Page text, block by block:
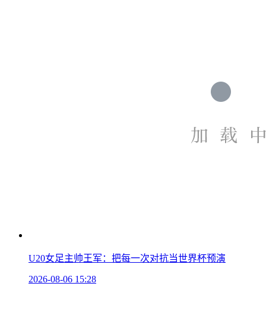
U20女足主帅王军：把每一次对抗当世界杯预演
2026-08-06 15:28